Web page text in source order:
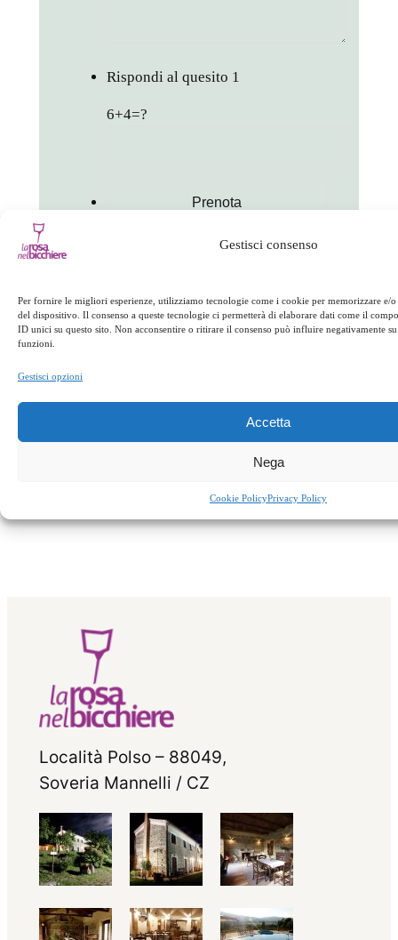
Gestisci consenso
Per fornire le migliori esperienze, utilizziamo tecnologie come i cookie per memorizzare e/
del dispositivo. Il consenso a queste tecnologie ci permetterà di elaborare dati come il
ID unici su questo sito. Non acconsentire o ritirare il consenso può influire negativamente
funzioni.
Gestisci opzioni
Accetta
Nega
Cookie PolicyPrivacy Policy
Rispondi al quesito 1
6+4=?
facebooktwitterlinkedinwhatsapptelegram
pinterest email link
Equinozio
d’autunno →
Località Polso – 88049,
Soveria Mannelli / CZ